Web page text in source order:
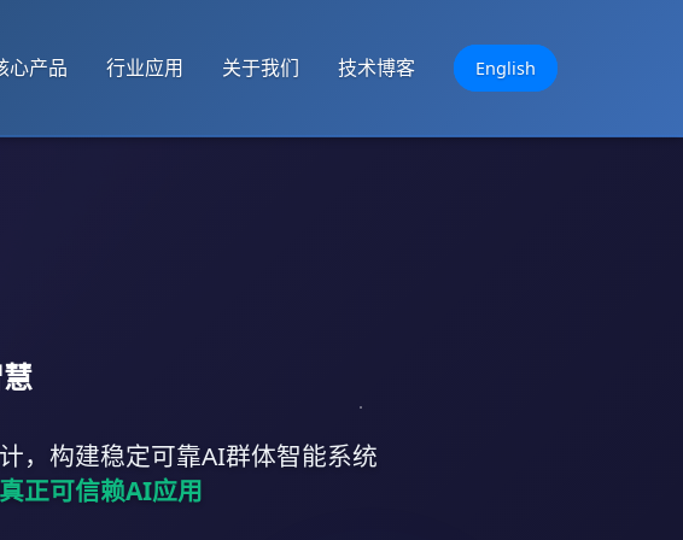
心产品 行业应用 关于我们 技术博客 English
，构建稳定可靠AI群体智能系统
正可信赖AI应用